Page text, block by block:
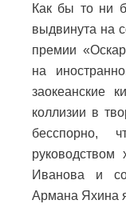
Как бы то ни
выдвинута на
премии
на
заокеанские
коллизии в
бесспорно,
руководством
Иванова и
Армана Яхина